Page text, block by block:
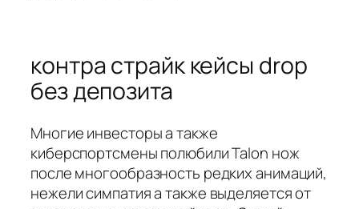
контра страйк кейсы drop
без депозита
Многие инвесторы а также
киберспортсмены полюбили Talon нож
после многообразность редких анимаций,
нежели симпатия а также выделяется от